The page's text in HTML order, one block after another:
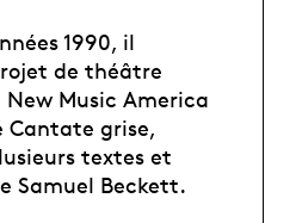
1990, il
de théâtre
Music America
Cantate grise,
textes et
Samuel Beckett.